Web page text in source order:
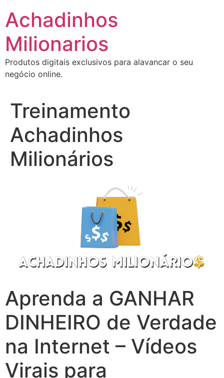
para
conteúdo
Achadinhos
Milionarios
Produtos digitais exclusivos para alavancar o seu
negócio online.
Treinamento
Achadinhos
Milionários
Aprenda a GANHAR
DINHEIRO de Verdade
na Internet – Vídeos
Virais para